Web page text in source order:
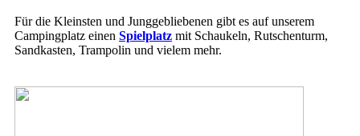
Für die Kleinsten und Junggebliebenen gibt es auf unserem
Campingplatz einen Spielplatz mit Schaukeln, Rutschenturm,
Sandkasten, Trampolin und vielem mehr.